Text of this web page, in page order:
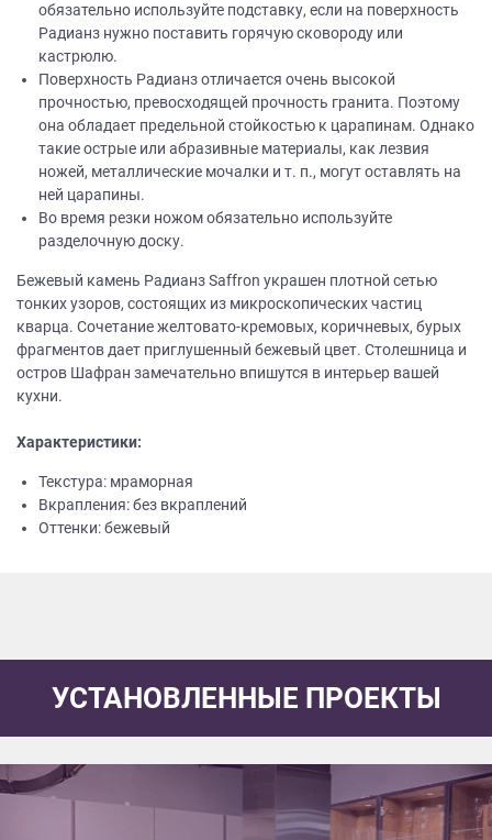
обязательно используйте подставку, если на поверхность
Радианз нужно поставить горячую сковороду или
кастрюлю.
Поверхность Радианз отличается очень высокой
прочностью, превосходящей прочность гранита. Поэтому
она обладает предельной стойкостью к царапинам. Однако
такие острые или абразивные материалы, как лезвия
ножей, металлические мочалки и т. п., могут оставлять на
ней царапины.
Во время резки ножом обязательно используйте
разделочную доску.
Бежевый камень Радианз Saffron украшен плотной сетью
тонких узоров, состоящих из микроскопических частиц
кварца. Сочетание желтовато-кремовых, коричневых, бурых
фрагментов дает приглушенный бежевый цвет. Столешница и
остров Шафран замечательно впишутся в интерьер вашей
кухни.
Характеристики:
Текстура: мраморная
Вкрапления: без вкраплений
Оттенки: бежевый
УСТАНОВЛЕННЫЕ ПРОЕКТЫ